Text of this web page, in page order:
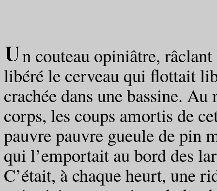
n couteau opiniâtre,
libéré le cerveau qui flottait
crachée dans une bassine.
corps, les coups amortis de
pauvre pauvre gueule de pin
qui l’emportait au bord des
C’était, à chaque heurt, une